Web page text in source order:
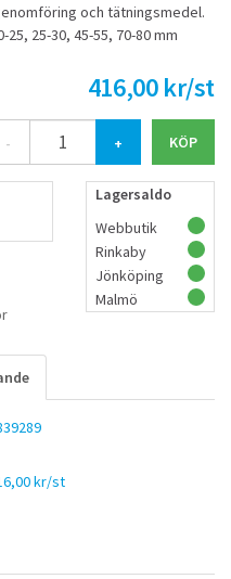
och tätningsmedel.
25-30, 45-55, 70-80 mm
416,00 kr/st
- +
Lagersaldo
Webbutik
Rinkaby
Jönköping
Malmö
kr/st